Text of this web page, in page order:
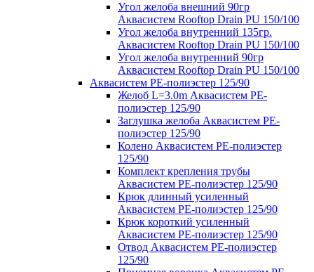
Угол желоба внешний 90гр
Аквасистем Rooftop Drain PU 150/100
Угол желоба внутренний 135гр.
Аквасистем Rooftop Drain PU 150/100
Угол желоба внутренний 90гр
Аквасистем Rooftop Drain PU 150/100
Аквасистем PE-полиэстер 125/90
Желоб L=3.0m Аквасистем PE-
полиэстер 125/90
Заглушка желоба Аквасистем PE-
полиэстер 125/90
Колено Аквасистем PE-полиэстер
125/90
Комплект крепления трубы
Аквасистем PE-полиэстер 125/90
Крюк длинный усиленный
Аквасистем PE-полиэстер 125/90
Крюк короткий усиленный
Аквасистем PE-полиэстер 125/90
Отвод Аквасистем РЕ-полиэстер
125/90